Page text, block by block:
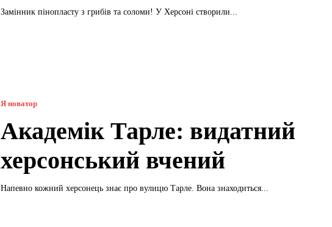
Замінник пінопласту з грибів та соломи! У Херсоні створили...
Я новатор
Академік Тарле: видатний
херсонський вчений
Напевно кожний херсонець знає про вулицю Тарле. Вона знаходиться...